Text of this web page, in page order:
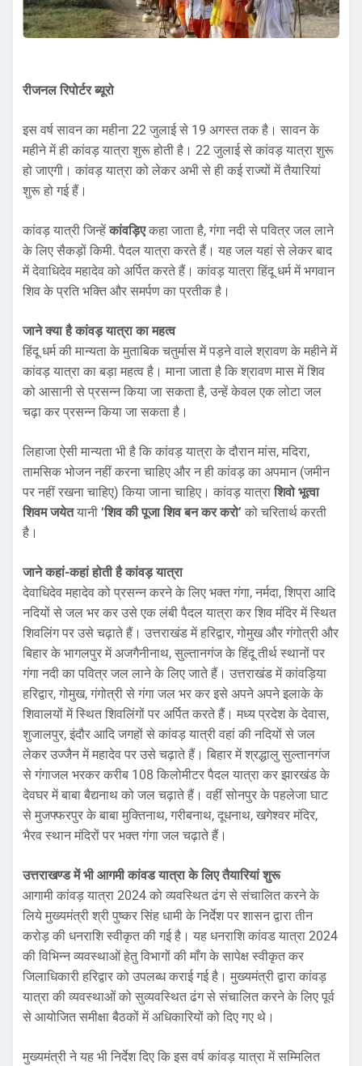
रीजनल रिपोर्टर ब्यूरो
इस वर्ष सावन का महीना 22 जुलाई से 19 अगस्त तक है। सावन के
महीने में ही कांवड़ यात्रा शुरू होती है। 22 जुलाई से कांवड़ यात्रा शुरू
हो जाएगी। कांवड़ यात्रा को लेकर अभी से ही कई राज्यों में तैयारियां
शुरू हो गई हैं।
कांवड़ यात्री जिन्हेंकांवड़िएकहा जाता है, गंगा नदी से पवित्र जल लाने
के लिए सैकड़ों किमी. पैदल यात्रा करते हैं। यह जल यहां से लेकर बाद
में देवाधिदेव महादेव को अर्पित करते हैं। कांवड़ यात्रा हिंदू धर्म में भगवान
शिव के प्रति भक्ति और समर्पण का प्रतीक है।
जाने क्या है कांवड़ यात्रा का महत्व
हिंदू धर्म की मान्यता के मुताबिक चतुर्मास में पड़ने वाले श्रावण के महीने में
कांवड़ यात्रा का बड़ा महत्व है। माना जाता है कि श्रावण मास में शिव
को आसानी से प्रसन्न किया जा सकता है, उन्हें केवल एक लोटा जल
चढ़ा कर प्रसन्न किया जा सकता है।
लिहाजा ऐसी मान्यता भी है कि कांवड़ यात्रा के दौरान मांस, मदिरा,
तामसिक भोजन नहीं करना चाहिए और न ही कांवड़ का अपमान (जमीन
पर नहीं रखना चाहिए) किया जाना चाहिए। कांवड़ यात्राशिवो भूत्वा
शिवम जयेतयानी ‘शिव की पूजा शिव बन कर करो’ को चरितार्थ करती
है।
जाने कहां-कहां होती है कांवड़ यात्रा
देवाधिदेव महादेव को प्रसन्न करने के लिए भक्त गंगा, नर्मदा, शिप्रा आदि
नदियों से जल भर कर उसे एक लंबी पैदल यात्रा कर शिव मंदिर में स्थित
शिवलिंग पर उसे चढ़ाते हैं। उत्तराखंड में हरिद्वार, गोमुख और गंगोत्री और
बिहार के भागलपुर में अजगैनीनाथ, सुल्तानगंज के हिंदू तीर्थ स्थानों पर
गंगा नदी का पवित्र जल लाने के लिए जाते हैं। उत्तराखंड में कांवड़िया
हरिद्वार, गोमुख, गंगोत्री से गंगा जल भर कर इसे अपने अपने इलाके के
शिवालयों में स्थित शिवलिंगों पर अर्पित करते हैं। मध्य प्रदेश के देवास,
शुजालपुर, इंदौर आदि जगहों से कांवड़ यात्री वहां की नदियों से जल
लेकर उज्जैन में महादेव पर उसे चढ़ाते हैं। बिहार में श्रद्धालु सुल्तानगंज
से गंगाजल भरकर करीब 108 किलोमीटर पैदल यात्रा कर झारखंड के
देवघर में बाबा बैद्यनाथ को जल चढ़ाते हैं। वहीं सोनपुर के पहलेजा घाट
से मुजफ्फरपुर के बाबा मुक्तिनाथ, गरीबनाथ, दूधनाथ, खगेश्वर मंदिर,
भैरव स्थान मंदिरों पर भक्त गंगा जल चढ़ाते हैं।
उत्तराखण्ड में भी आगमी कांवड यात्रा के लिए तैयारियां शुरू
आगामी कांवड़ यात्रा 2024 को व्यवस्थित ढंग से संचालित करने के
लिये मुख्यमंत्री श्री पुष्कर सिंह धामी के निर्देश पर शासन द्वारा तीन
करोड़ की धनराशि स्वीकृत की गई है। यह धनराशि कांवड यात्रा 2024
की विभिन्न व्यवस्थाओं हेतु विभागों की माँग के सापेक्ष स्वीकृत कर
जिलाधिकारी हरिद्वार को उपलब्ध कराई गई है। मुख्यमंत्री द्वारा कांवड़
यात्रा की व्यवस्थाओं को सुव्यवस्थित ढंग से संचालित करने के लिए पूर्व
से आयोजित समीक्षा बैठकों में अधिकारियों को दिए गए थे।
मुख्यमंत्री ने यह भी निर्देश दिए कि इस वर्ष कांवड़ यात्रा में सम्मिलित